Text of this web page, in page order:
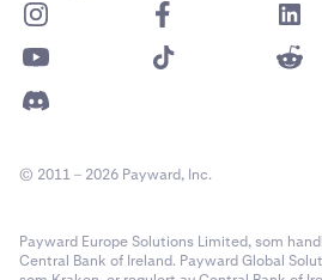
© 2011 – 2026 Payward, Inc.
Payward Europe Solutions Limited, som
Central Bank of Ireland. Payward Global